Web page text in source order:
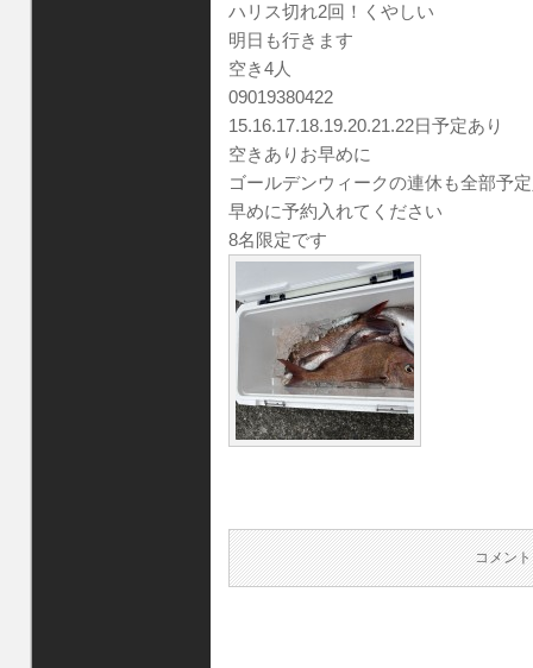
ハリス切れ2回！くやしい
明日も行きます
空き4人
09019380422
15.16.17.18.19.20.21.22日予定あり
空きありお早めに
ゴールデンウィークの連休も全部予
早めに予約入れてください
8名限定です
コメン